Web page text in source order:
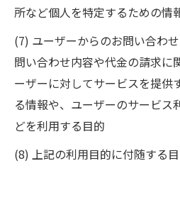
所など個人を特定するための情
(7) ユーザーからのお問い合わ
問い合わせ内容や代金の請求に
ーザーに対してサービスを提供
る情報や、ユーザーのサービス
どを利用する目的
(8) 上記の利用目的に付随する